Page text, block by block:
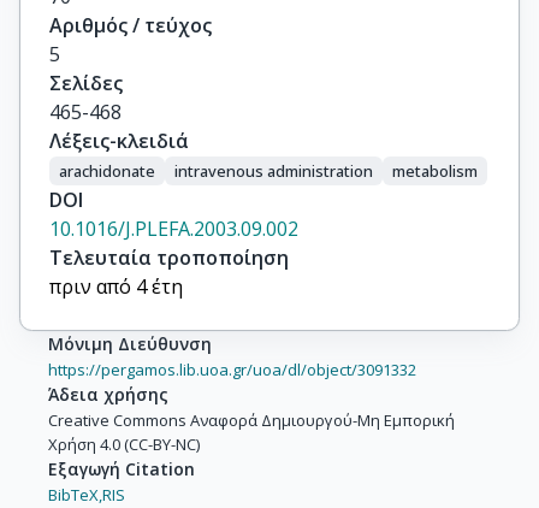
Αριθμός / τεύχος
5
Σελίδες
465-468
Λέξεις-κλειδιά
arachidonate intravenous administration metabolism
DOI
10.1016/J.PLEFA.2003.09.002
Τελευταία τροποποίηση
πριν από 4 έτη
Μόνιμη Διεύθυνση
https://pergamos.lib.uoa.gr/uoa/dl/object/3091332
Άδεια χρήσης
Creative Commons Αναφορά Δημιουργού-Μη Εμπορική
Χρήση 4.0 (CC-BY-NC)
Εξαγωγή Citation
BibTeX,RIS